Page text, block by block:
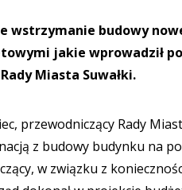
wstrzymanie budowy
jakie wprowadził
Miasta Suwałki.
przewodniczący Rady
z budowy budynku na
w związku z